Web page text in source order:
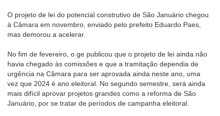
O projeto de lei do potencial construtivo de São Januário chegou
à Câmara em novembro, enviado pelo prefeito Eduardo Paes,
mas demorou a acelerar.
No fim de fevereiro, o ge publicou que o projeto de lei ainda não
havia chegado às comissões e que a tramitação dependia de
urgência na Câmara para ser aprovada ainda neste ano, uma
vez que 2024 é ano eleitoral. No segundo semestre, será ainda
mais difícil aprovar projetos grandes como a reforma de São
Januário, por se tratar de períodos de campanha eleitoral.